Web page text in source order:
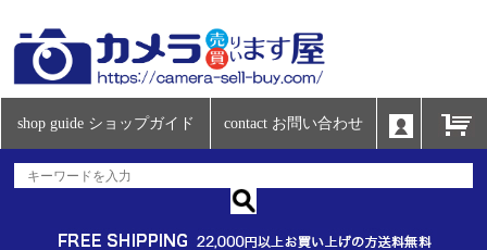
shop guide ショップガイド contact お問い合わせ